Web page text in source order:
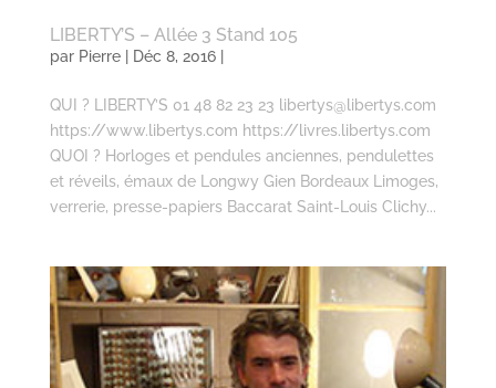
LIBERTY’S – Allée 3 Stand 105
par Pierre| Déc 8, 2016 |
QUI ? LIBERTY’S 01 48 82 23 23 libertys@libertys.com
https://www.libertys.com https://livres.libertys.com
QUOI ? Horloges et pendules anciennes, pendulettes
et réveils, émaux de Longwy Gien Bordeaux Limoges,
verrerie, presse-papiers Baccarat Saint-Louis Clichy...